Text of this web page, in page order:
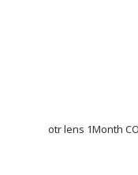
otr lens 1Month